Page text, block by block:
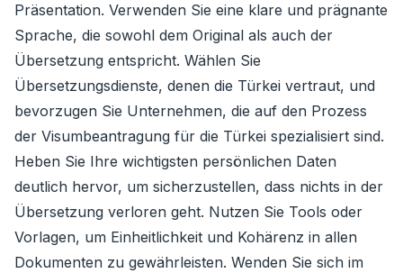
Präsentation. Verwenden Sie eine klare und prägnante
Sprache, die sowohl dem Original als auch der
Übersetzung entspricht. Wählen Sie
Übersetzungsdienste, denen die Türkei vertraut, und
bevorzugen Sie Unternehmen, die auf den Prozess
der Visumbeantragung für die Türkei spezialisiert sind.
Heben Sie Ihre wichtigsten persönlichen Daten
deutlich hervor, um sicherzustellen, dass nichts in der
Übersetzung verloren geht. Nutzen Sie Tools oder
Vorlagen, um Einheitlichkeit und Kohärenz in allen
Dokumenten zu gewährleisten. Wenden Sie sich im